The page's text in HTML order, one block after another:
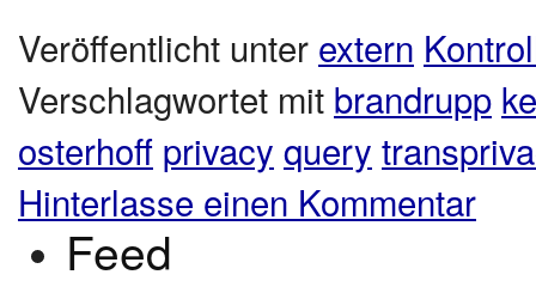
Veröffentlicht unter extern
Verschlagwortet mit brandrupp
osterhoff privacy query
Hinterlasse einen Kommentar
Feed